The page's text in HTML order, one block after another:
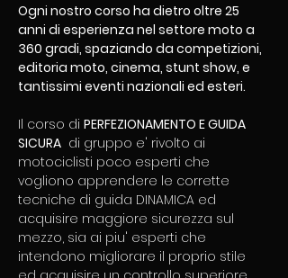
Ogni nostro corso ha dietro oltre 25
anni di esperienza nel settore moto a
360 gradi, spaziando da competizioni,
editoria moto, cinema, stunt show, e
tantissimi eventi nazionali ed esteri.
Il corso di PERFEZIONAMENTO E GUIDA
SICURA
  di gruppo e' rivolto ai
motociclisti poco esperti che
vogliono apprendere le corrette
tecniche di guida DINAMICA ed
acquisire maggiore sicurezza sul
mezzo, sia ai piu' esperti che
intendono migliorare il proprio stile